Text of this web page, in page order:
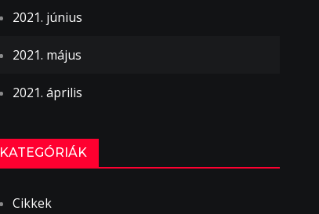
2021. június
2021. május
2021. április
KATEGÓRIÁK
Cikkek